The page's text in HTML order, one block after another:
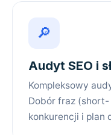
🔎
Audyt SEO i
Kompleksowy
Dobór fraz
konkurencji i plan